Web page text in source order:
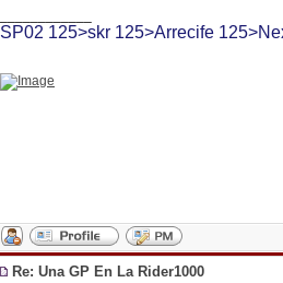
SP02 125>skr 125>Arrecife
Re: Una GP En La Rider1000